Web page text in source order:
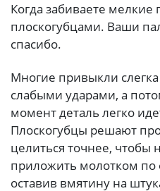
Когда забиваете мелкие
плоскогубцами. Ваши
спасибо.
Многие привыкли
слабыми ударами, а
момент деталь легко
Плоскогубцы решают
целиться точнее, чтобы
приложить молотком по
оставив вмятину на